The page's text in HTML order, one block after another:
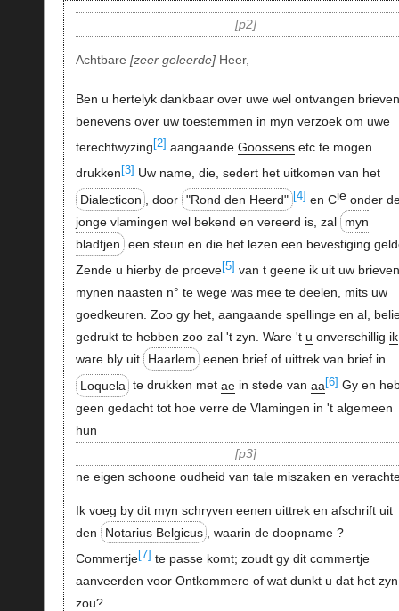
p2
Achtbare zeer geleerde Heer,
Ben u hertelyk dankbaar over uwe wel ontvangen brieven
benevens over uw toestemmen in myn verzoek om uwe
terechtwyzing [2] aangaande Goossensetc te mogen
drukken [3] Uw name, die, sedert het uitkomen van het
Dialecticon
, door "Rond den Heerd" [4] en Cie onder
jonge vlamingen wel bekend en vereerd is, zal
myn
bladtjen een steun en die het lezen een bevestiging
Zende u hierby de proeve [5] van t geene ik uit uw
mynen naasten n° te wege was mee te deelen, mits uw
goedkeuren. Zoo gy het, aangaande spellinge en al,
gedrukt te hebben zoo zal 't zyn. Ware 't u onverschillig ik
ware bly uit
Haarlem eenen brief of uittrek van brief in
Loquela te drukken metae in stede vanaa [6] Gy en
geen gedacht tot hoe verre de Vlamingen in 't algemeen
hun
p3
ne eigen schoone oudheid van tale miszaken en
Ik voeg by dit myn schryven eenen uittrek en afschrift uit
den
Notarius Belgicus
, waarin de doopname ?
Commertje[7] te passe komt; zoudt gy dit commertje
aanveerden voor Ontkommere of wat dunkt u dat het zyn
zou?